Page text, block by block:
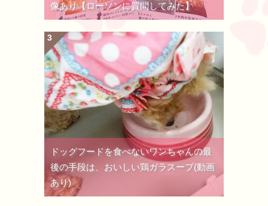
像あり【ローソンに質問してみた】
ドッグフードを食べないワンちゃんの最
後の手段は、おいしい鶏ガラスープ(動画
あり)